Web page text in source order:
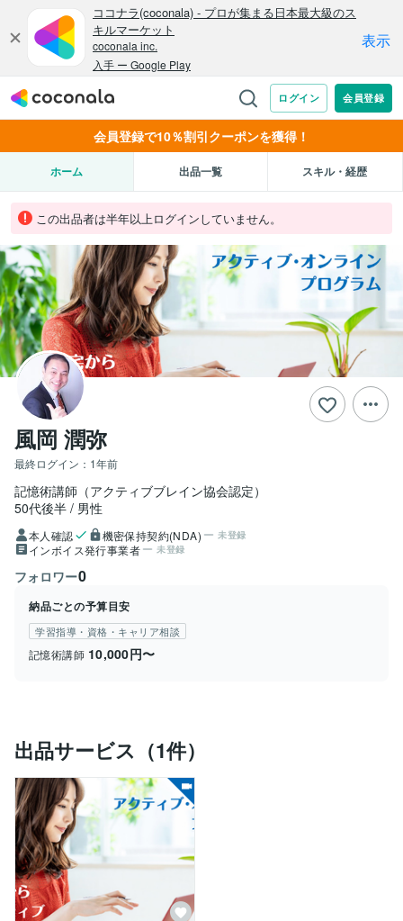
会員登録で10％割引クーポンを獲得！
ホーム 出品一覧 スキル・経歴
この出品者は半年以上ログインしていません。
風岡 潤弥
最終ログイン： 1年前
記憶術講師（アクティブブレイン協会認定）
50代後半
男性
本人確認 機密保持契約(NDA) 未登録
インボイス発行事業者 未登録
フォロワー0
納品ごとの予算目安
学習指導・資格・キャリア相談
記憶術講師 10,000円〜
出品サービス（1件）